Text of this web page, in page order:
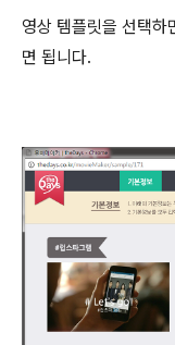
영상 템플릿을 선택하
면 됩니다.